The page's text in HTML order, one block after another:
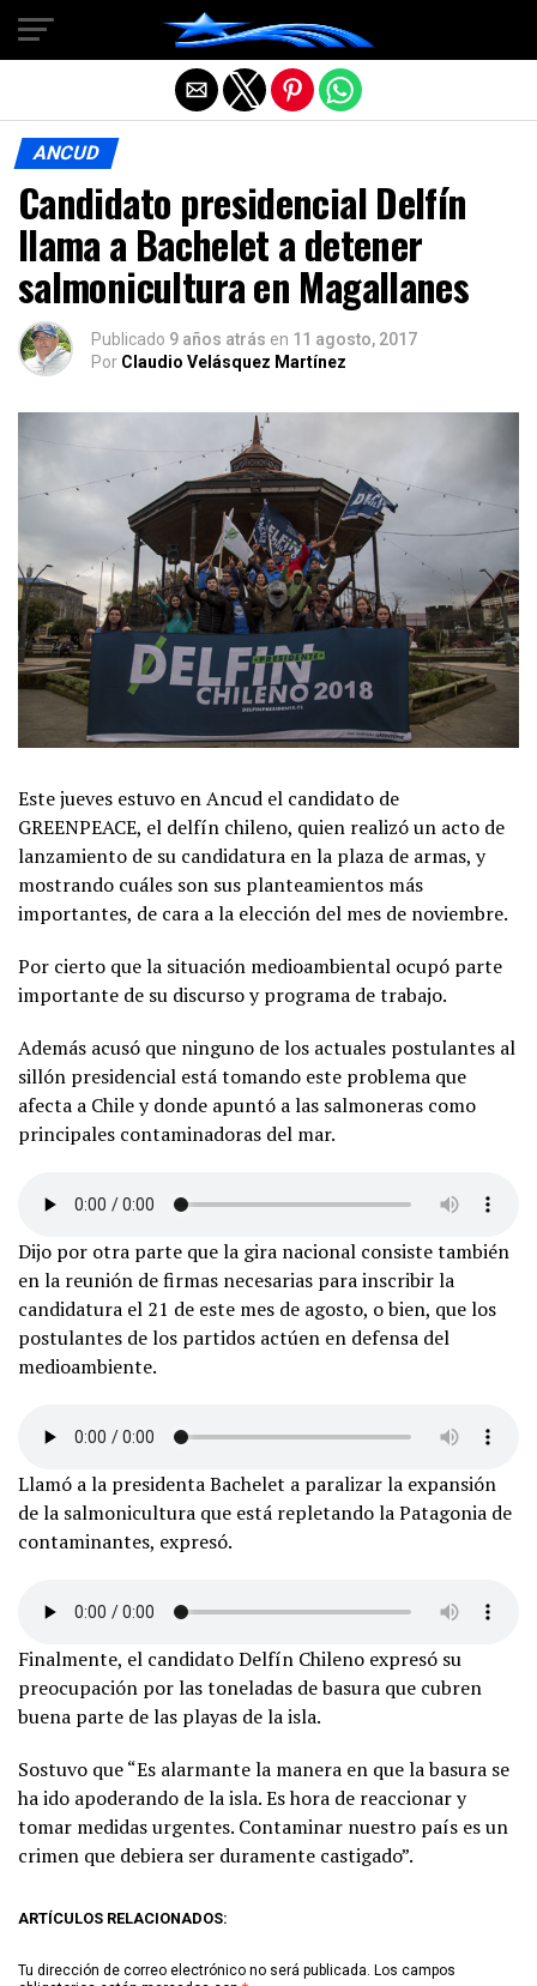
ANCUD
Candidato presidencial Delfín
llama a Bachelet a detener
salmonicultura en Magallanes
Publicado 9 años atrás en 11 agosto, 2017
Por Claudio Velásquez Martínez
Este jueves estuvo en Ancud el candidato de
GREENPEACE, el delfín chileno, quien realizó un acto de
lanzamiento de su candidatura en la plaza de armas, y
mostrando cuáles son sus planteamientos más
importantes, de cara a la elección del mes de noviembre.
Por cierto que la situación medioambiental ocupó parte
importante de su discurso y programa de trabajo.
Además acusó que ninguno de los actuales postulantes al
sillón presidencial está tomando este problema que
afecta a Chile y donde apuntó a las salmoneras como
principales contaminadoras del mar.
Dijo por otra parte que la gira nacional consiste también
en la reunión de firmas necesarias para inscribir la
candidatura el 21 de este mes de agosto, o bien, que los
postulantes de los partidos actúen en defensa del
medioambiente.
Llamó a la presidenta Bachelet a paralizar la expansión
de la salmonicultura que está repletando la Patagonia de
contaminantes, expresó.
Finalmente, el candidato Delfín Chileno expresó su
preocupación por las toneladas de basura que cubren
buena parte de las playas de la isla.
Sostuvo que “Es alarmante la manera en que la basura se
ha ido apoderando de la isla. Es hora de reaccionar y
tomar medidas urgentes. Contaminar nuestro país es un
crimen que debiera ser duramente castigado”.
ARTÍCULOS RELACIONADOS:
Tu dirección de correo electrónico no será publicada. Los campos
Salir de la versión móvil